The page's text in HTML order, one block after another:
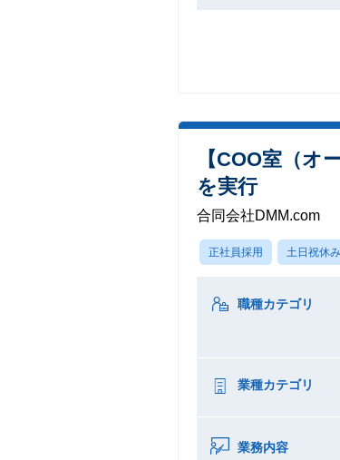
【COO室（オ
を実行
合同会社DMM.com
正社員採用 土日祝休み
職種カテゴリ
業種カテゴリ
業務内容